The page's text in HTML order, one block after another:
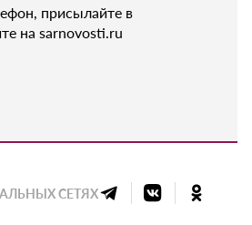
присылайте в
на sarnovosti.ru
СЕТЯХ